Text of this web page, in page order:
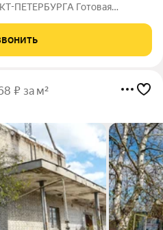
ПЕТЕРБУРГА Готовая
объекта Предлагается к
участок площадью 1
₽ за м²